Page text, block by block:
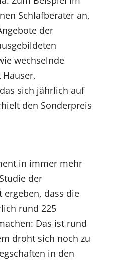
Schlafberater an,
der
wechselnde
Hauser,
sich jährlich auf
den Sonderpreis
in immer mehr
der
ergeben, dass die
rund 225
Das ist rund
droht sich noch zu
in den